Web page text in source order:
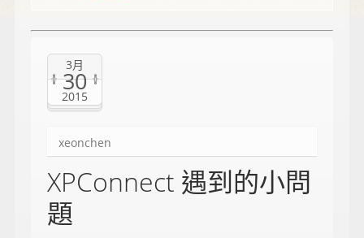
3月
30
2015
xeonchen
XPConnect 遇到的小問
題